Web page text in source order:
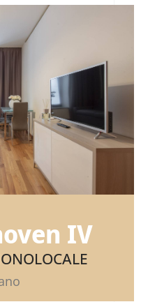
IV